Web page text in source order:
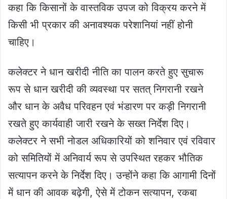
कहा कि किसानों के वास्तविक उपज को विक्रय करने में
किसी भी प्रकार की अनावश्यक परेशानियां नहीं होनी
चाहिए।
कलेक्टर ने धान खरीदी नीति का पालन करते हुए सुचारू
रूप से धान खरीदी की व्यवस्था पर सतत् निगरानी रखने
और धान के अवैध परिवहन एवं भंडारण पर कड़ी निगरानी
रखते हुए कार्यवाही जारी रखने के सख्त निर्देश दिए।
कलेक्टर ने सभी नोडल अधिकारियों को शनिवार एवं रविवार
को समितियों में अनिवार्य रूप से उपस्थित रहकर भौतिक
सत्यापन करने के निर्देश दिए। उन्होंने कहा कि आगामी दिनों
में धान की आवक बढ़ेगी, ऐसे में टोकन सत्यापन, रकबा